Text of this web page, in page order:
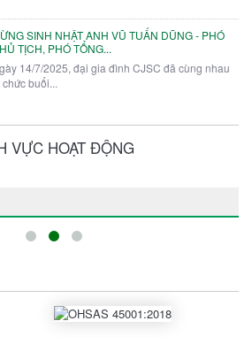
SINH NHẬT ANH VŨ TUẤN DŨNG - PHÓ
TỊCH, PHÓ TỔNG...
14/7/2025, đại gia đình CJSC đã cùng nhau
chức buổi...
VỰC HOẠT ĐỘNG